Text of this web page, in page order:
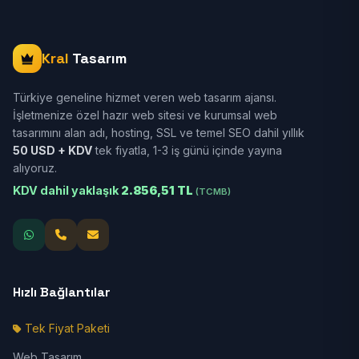
Kral Tasarım
Türkiye geneline hizmet veren web tasarım ajansı.
İşletmenize özel hazır web sitesi ve kurumsal web
tasarımını alan adı, hosting, SSL ve temel SEO dahil yıllık
50 USD + KDVtek fiyatla, 1-3 iş günü içinde yayına
alıyoruz.
KDV dahil yaklaşık 2.856,51 TL (TCMB)
Hızlı Bağlantılar
Tek Fiyat Paketi